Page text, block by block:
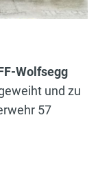
Wolfsegg
und zu
57